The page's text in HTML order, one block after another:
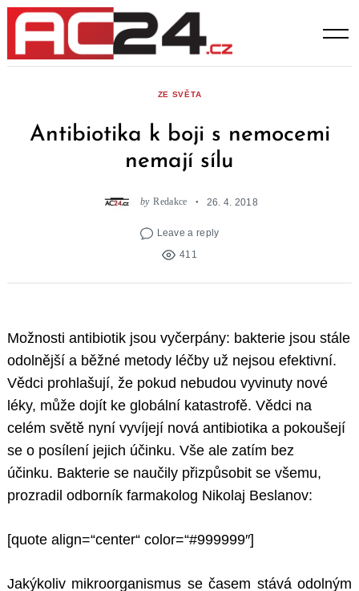
Skip
content
ZE SVĚTA
Antibiotika k boji s nemocemi
nemají sílu
by Redakce 26. 4. 2018
Leave a reply
411
Možnosti antibiotik jsou vyčerpány: bakterie jsou stále
odolnější a běžné metody léčby už nejsou efektivní.
Vědci prohlašují, že pokud nebudou vyvinuty nové
léky, může dojít ke globální katastrofě. Vědci na
celém světě nyní vyvíjejí nová antibiotika a pokoušejí
se o posílení jejich účinku. Vše ale zatím bez
účinku. Bakterie se naučily přizpůsobit se všemu,
prozradil odborník farmakolog Nikolaj Beslanov:
[quote align=“center“ color=“#999999″]
Jakýkoliv mikroorganismus se časem stává odolným